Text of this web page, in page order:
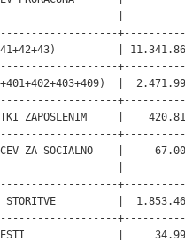
|
|
|
ZAPOSLENIM     |
ZA SOCIALNO    |
|
STORITVE          |
|